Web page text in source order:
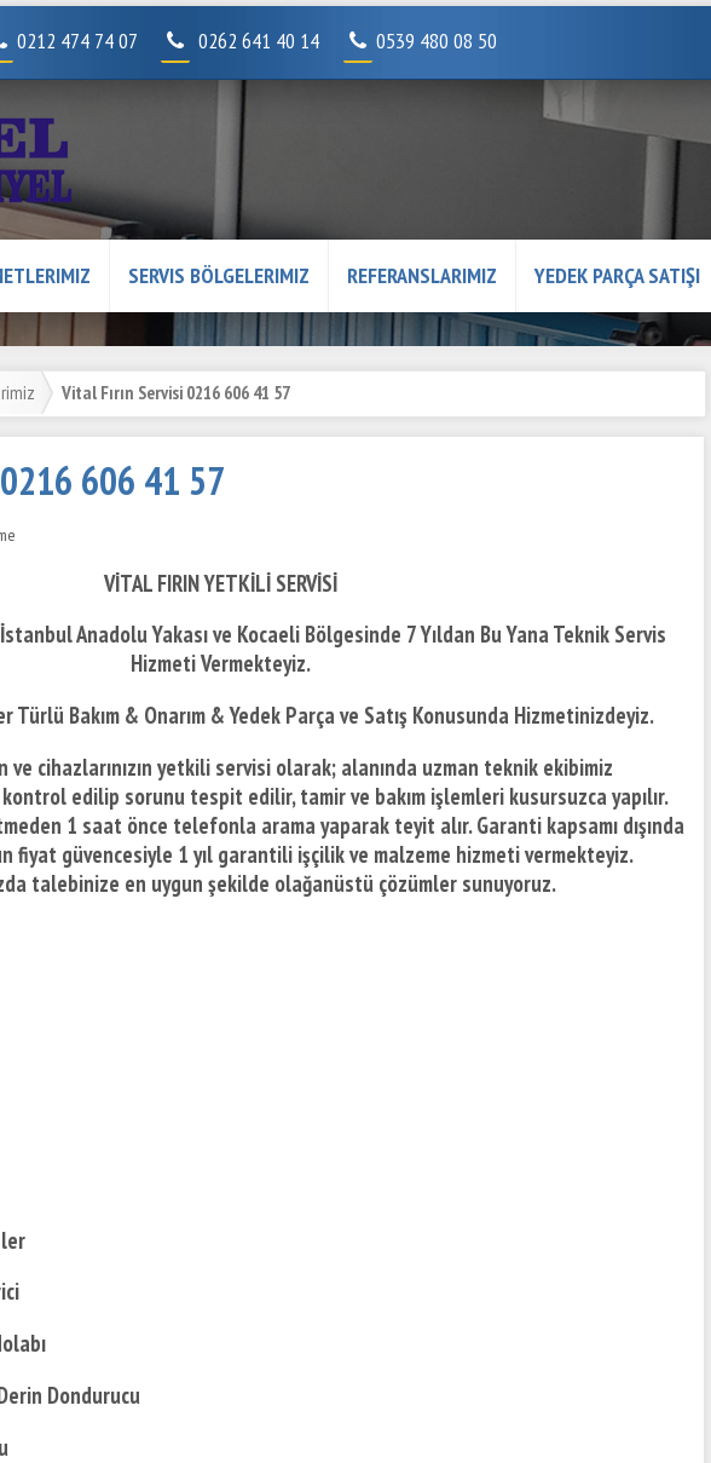
0212 474 74 07 0262 641 40 14 0539 480 08 50
SERVIS BÖLGELERIMIZ REFERANSLARIMIZ YEDEK PARÇA SATIŞI
Vital Fırın Servisi 0216 606 41 57
606 41 57
VİTAL FIRIN YETKİLİ SERVİSİ
Anadolu Yakası ve Kocaeli Bölgesinde 7 Yıldan Bu Yana Teknik Servis
Hizmeti Vermekteyiz.
Türlü Bakım & Onarım & Yedek Parça ve Satış Konusunda Hizmetinizdeyiz.
ve cihazlarınızın yetkili servisi olarak; alanında uzman teknik ekibimiz
edilip sorunu tespit edilir, tamir ve bakım işlemleri kusursuzca yapılır.
1 saat önce telefonla arama yaparak teyit alır. Garanti kapsamı dışında
fiyat güvencesiyle 1 yıl garantili işçilik ve malzeme hizmeti vermekteyiz.
talebinize en uygun şekilde olağanüstü çözümler sunuyoruz.
Dondurucu